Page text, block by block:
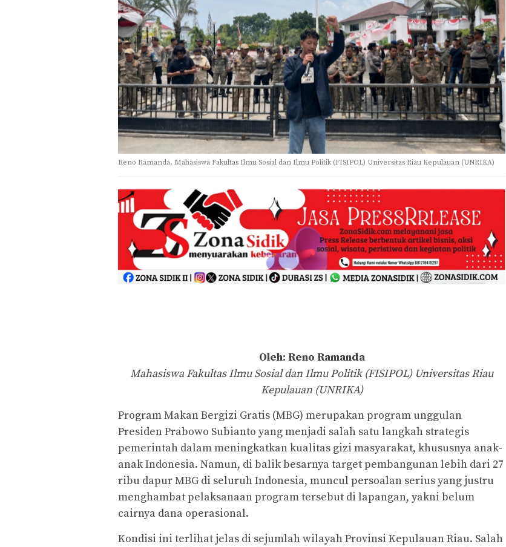
Reno Ramanda, Mahasiswa Fakultas Ilmu Sosial dan Ilmu Politik (FISIPOL) Universitas Riau Kepulauan (UNRIKA)
Oleh: Reno Ramanda
Mahasiswa Fakultas Ilmu Sosial dan Ilmu Politik (FISIPOL) Universitas Riau
Kepulauan (UNRIKA)
Program Makan Bergizi Gratis (MBG) merupakan program unggulan
Presiden Prabowo Subianto yang menjadi salah satu langkah strategis
pemerintah dalam meningkatkan kualitas gizi masyarakat, khususnya anak-
anak Indonesia. Namun, di balik besarnya target pembangunan lebih dari 27
ribu dapur MBG di seluruh Indonesia, muncul persoalan serius yang justru
menghambat pelaksanaan program tersebut di lapangan, yakni belum
cairnya dana operasional.
Kondisi ini terlihat jelas di sejumlah wilayah Provinsi Kepulauan Riau. Salah